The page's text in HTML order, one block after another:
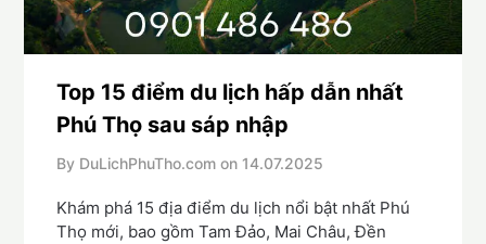
Top 15 điểm du lịch hấp dẫn nhất
Phú Thọ sau sáp nhập
By DuLichPhuTho.com on 14.07.2025
Khám phá 15 địa điểm du lịch nổi bật nhất Phú
Thọ mới, bao gồm Tam Đảo, Mai Châu, Đền